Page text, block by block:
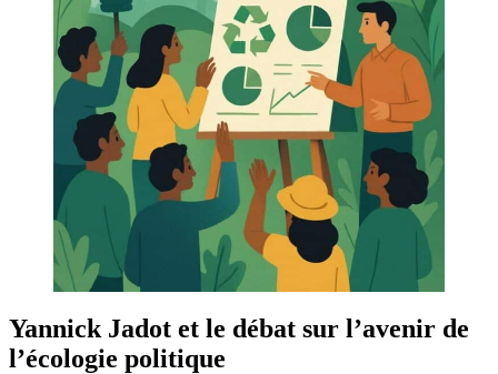
Yannick Jadot et le débat sur l’avenir de
l’écologie politique